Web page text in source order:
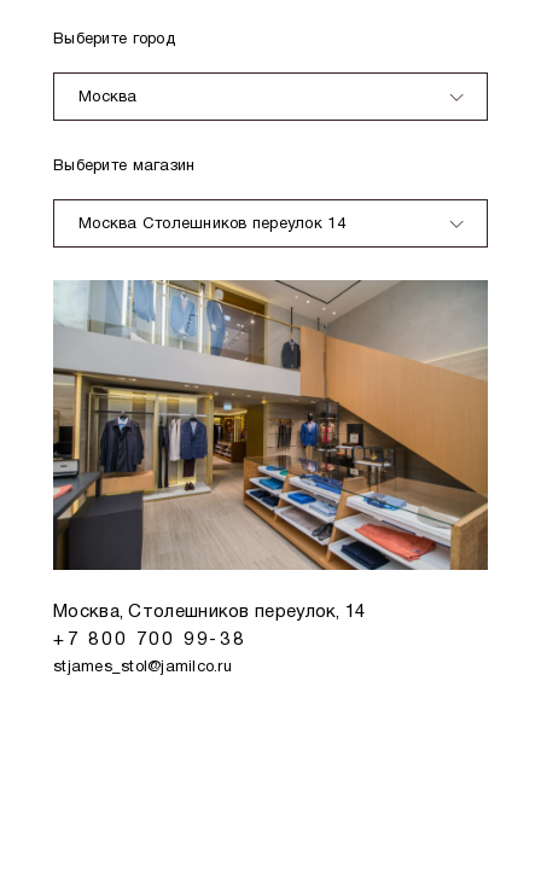
Выберите город
Москва
Выберите магазин
Москва Столешников переулок 14
Москва, Столешников переулок, 14
+7 800 700 99-38
stjames_stol@jamilco.ru